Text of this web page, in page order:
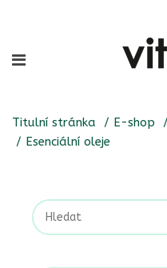
Titulní stránka E-shop
Esenciální oleje